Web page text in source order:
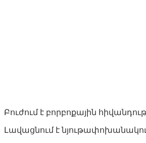
Բուժում է բորբոքային
Լավացնում է